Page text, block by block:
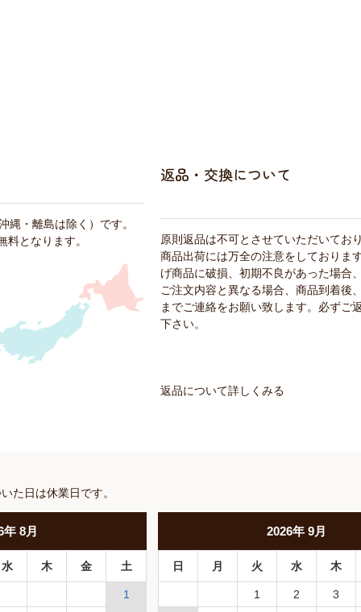
縄・離島は除く）です。
となります。
返品・交換について
原則返品は不可とさせていただいてお
商品出荷には万全の注意をしておりま
げ商品に破損、初期不良があった場合
ご注文内容と異なる場合、商品到着後
までご連絡をお願い致します。必ずご
下さい。
返品について詳しくみる
た日は休業日です。
年 8月
水 木 金 土
1
2026年9月
日 月 火 水 木
1 2 3